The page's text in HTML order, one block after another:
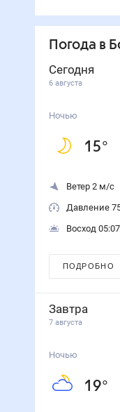
Погода в
Сегодня
6 августа
Ночью
15°
Ветер 2 м/с
Давление
Восход 05:07
ПОДРОБНО
Завтра
7 августа
Ночью
19°